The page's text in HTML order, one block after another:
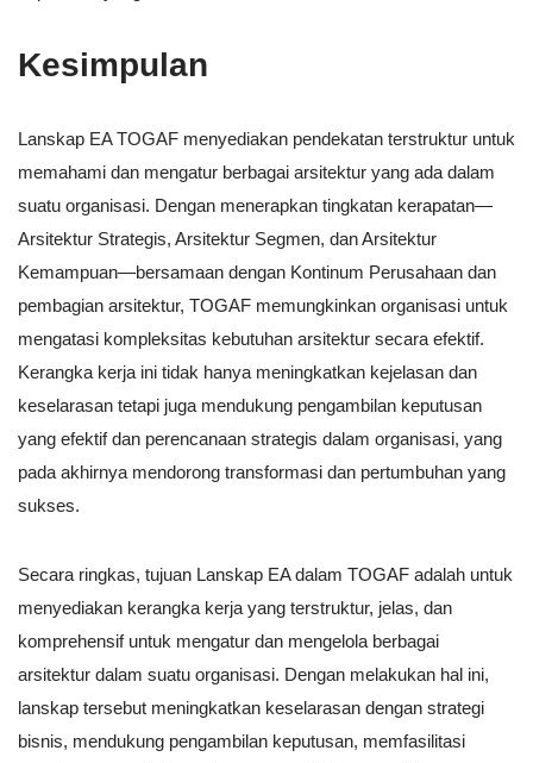
Kesimpulan
Lanskap EA TOGAF menyediakan pendekatan terstruktur untuk
memahami dan mengatur berbagai arsitektur yang ada dalam
suatu organisasi. Dengan menerapkan tingkatan kerapatan—
Arsitektur Strategis, Arsitektur Segmen, dan Arsitektur
Kemampuan—bersamaan dengan Kontinum Perusahaan dan
pembagian arsitektur, TOGAF memungkinkan organisasi untuk
mengatasi kompleksitas kebutuhan arsitektur secara efektif.
Kerangka kerja ini tidak hanya meningkatkan kejelasan dan
keselarasan tetapi juga mendukung pengambilan keputusan
yang efektif dan perencanaan strategis dalam organisasi, yang
pada akhirnya mendorong transformasi dan pertumbuhan yang
sukses.
Secara ringkas, tujuan Lanskap EA dalam TOGAF adalah untuk
menyediakan kerangka kerja yang terstruktur, jelas, dan
komprehensif untuk mengatur dan mengelola berbagai
arsitektur dalam suatu organisasi. Dengan melakukan hal ini,
lanskap tersebut meningkatkan keselarasan dengan strategi
bisnis, mendukung pengambilan keputusan, memfasilitasi